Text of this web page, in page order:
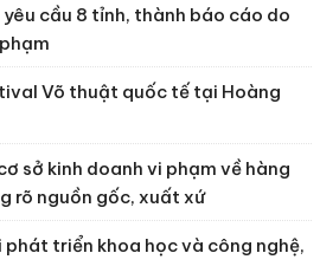
cầu 8 tỉnh, thành báo cáo do
Võ thuật quốc tế tại Hoàng
sở kinh doanh vi phạm về hàng
rõ nguồn gốc, xuất xứ
triển khoa học và công nghệ,